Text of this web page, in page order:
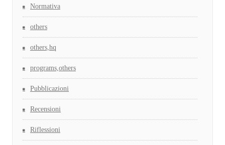
Normativa
others
others,hq
programs,others
Pubblicazioni
Recensioni
Riflessioni